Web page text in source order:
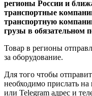
регионы России и
транспортные
транспортную
грузы в обязательном
Товар в регионы
за оборудование.
Для того чтобы
необходимо прислать
или Telegram адрес и